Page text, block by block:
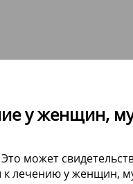
у женщин,
может
у женщин,